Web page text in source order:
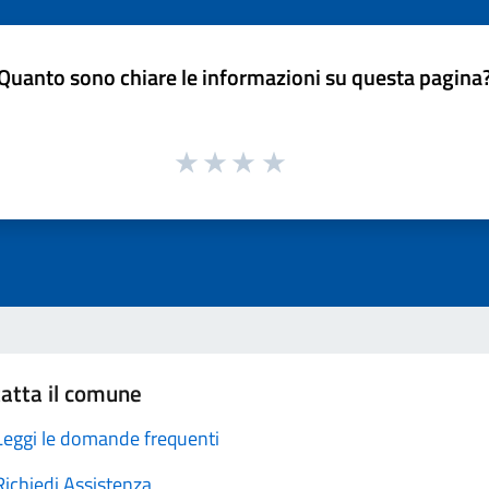
sono chiare le informazioni su questa
il comune
le domande frequenti